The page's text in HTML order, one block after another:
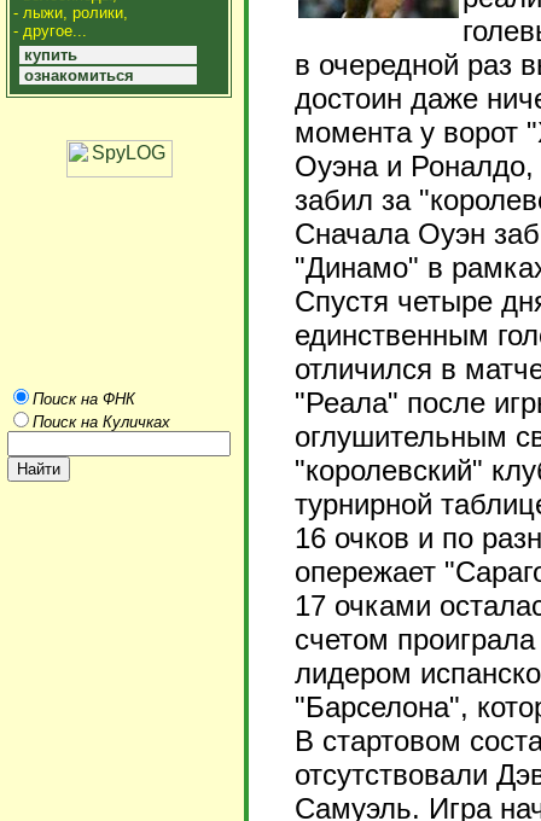
- лыжи, ролики,
- другое...
купить
ознакомиться
Поиск на ФНК
Поиск на Куличках
в очередной раз
достоин даже
момента у ворот
Оуэна и
забил за
Сначала Оуэн
"Динамо" в
Спустя четыре
единственным
отличился в
"Реала" после
оглушительным
"королевский"
турнирной
16 очков и по
опережает
17 очками
счетом
лидером
"Барселона",
В стартовом
отсутствовали
Самуэль. Игра